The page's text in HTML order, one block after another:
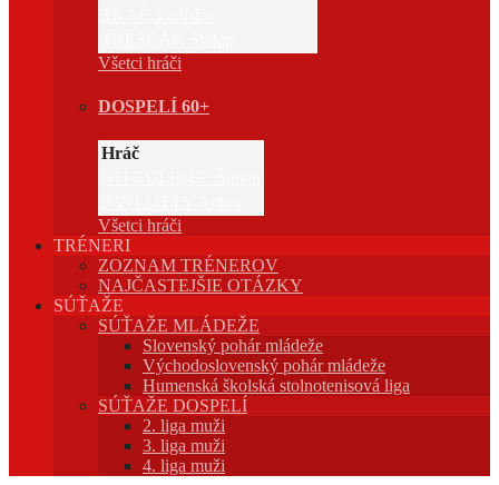
Všetci hráči
DOSPELÍ 60+
Hráč
Všetci hráči
TRÉNERI
ZOZNAM TRÉNEROV
NAJČASTEJŠIE OTÁZKY
SÚŤAŽE
SÚŤAŽE MLÁDEŽE
Slovenský pohár mládeže
Východoslovenský pohár mládeže
Humenská školská stolnotenisová liga
SÚŤAŽE DOSPELÍ
2. liga muži
3. liga muži
4. liga muži